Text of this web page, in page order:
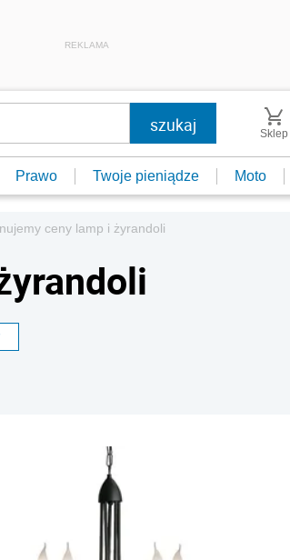
REKLAMA
Sklep
Prawo Twoje pieniądze Moto
ceny lamp i żyrandoli